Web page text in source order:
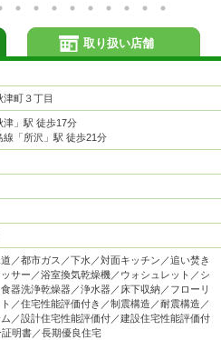
津町３丁目
津」駅 徒歩17分
線「所沢」駅 徒歩21分
／都市ガス／下水／対面キッチン／追い焚き
サー／浴室換気乾燥機／ウォシュレット／シ
器洗浄乾燥器／浄水器／床下収納／フローリ
／住宅性能評価付き／制震構造／耐震構造／
／設計住宅性能評価付／建設住宅性能評価付
証明書／長期優良住宅
取り扱い店舗